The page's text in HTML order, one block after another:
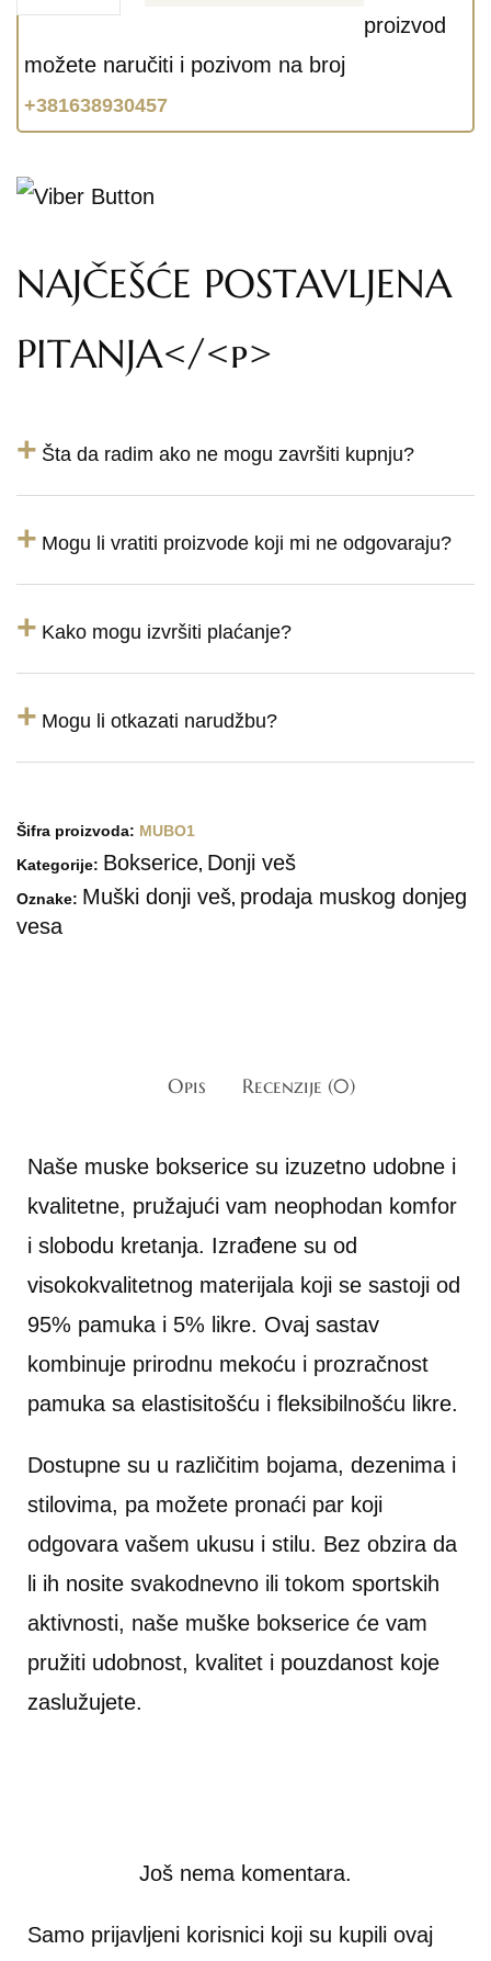
proizvod
možete naručiti i pozivom na broj
+381638930457
NAJČEŠĆE POSTAVLJENA
PITANJA</<p>
+ Šta da radim ako ne mogu završiti kupnju?
+ Mogu li vratiti proizvode koji mi ne odgovaraju?
+ Kako mogu izvršiti plaćanje?
+ Mogu li otkazati narudžbu?
Šifra proizvoda: MUBO1
Kategorije: Bokserice, Donji veš
Oznake: Muški donji veš, prodaja muskog donjeg
vesa
Opis Recenzije (0)
Naše muske bokserice su izuzetno udobne i
kvalitetne, pružajući vam neophodan komfor
i slobodu kretanja. Izrađene su od
visokokvalitetnog materijala koji se sastoji od
95% pamuka i 5% likre. Ovaj sastav
kombinuje prirodnu mekoću i prozračnost
pamuka sa elastisitošću i fleksibilnošću likre.
Dostupne su u različitim bojama, dezenima i
stilovima, pa možete pronaći par koji
odgovara vašem ukusu i stilu. Bez obzira da
li ih nosite svakodnevno ili tokom sportskih
aktivnosti, naše muške bokserice će vam
pružiti udobnost, kvalitet i pouzdanost koje
zaslužujete.
Još nema komentara.
Samo prijavljeni korisnici koji su kupili ovaj